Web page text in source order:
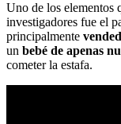
Uno de los elementos
investigadores fue el
principalmente
un bebé de apenas
cometer la estafa.